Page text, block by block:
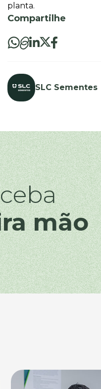
planta.
Compartilhe
SLC Sementes
mão